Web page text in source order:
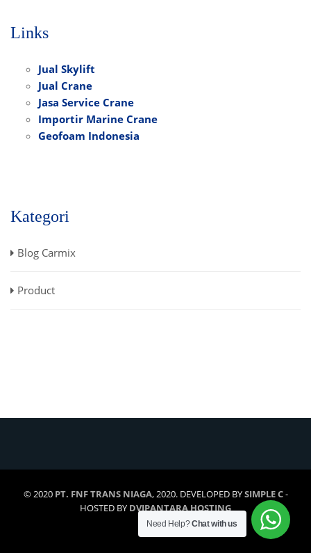
Links
Jual Skylift
Jual Crane
Jasa Service Crane
Importir Marine Crane
Geofoam Indonesia
Kategori
Blog Carmix
Product
© 2020 PT. FNF TRANS NIAGA, 2020. DEVELOPED BYSIMPLE C-
HOSTED BY DVIPANTARA HOSTING
Need Help?Chat with us